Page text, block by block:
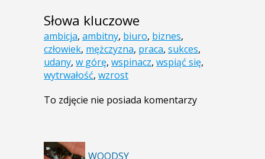
Słowa kluczowe
ambicja, ambitny, biuro, biznes,
człowiek, mężczyzna, praca, sukces,
udany, w górę, wspinacz, wspiąć się,
wytrwałość, wzrost
To zdjęcie nie posiada komentarzy
WOODSY